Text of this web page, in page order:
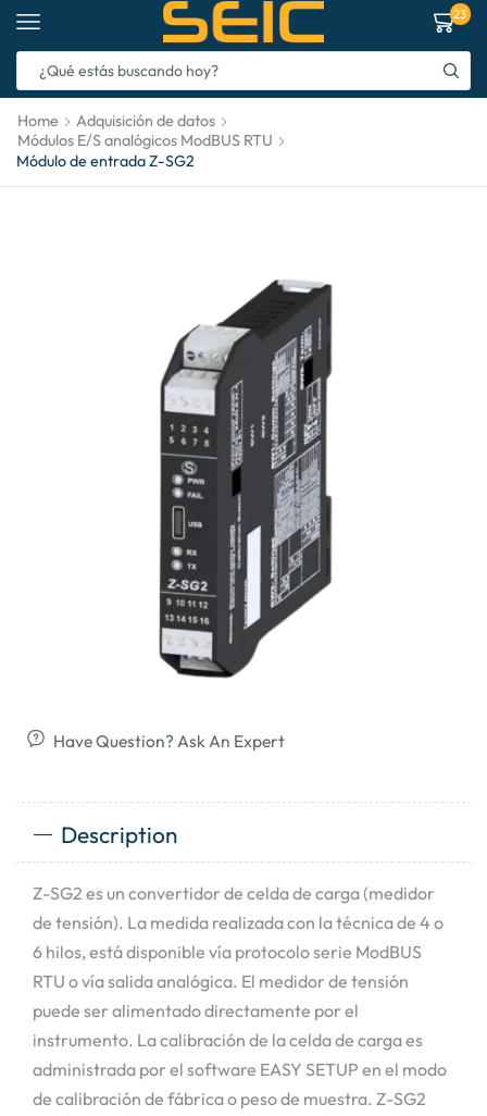
23
Home
Adquisición de datos
Módulos E/S analógicos ModBUS RTU
Módulo de entrada Z-SG2
Have Question? Ask An Expert
Description
Z-SG2 es un convertidor de celda de carga (medidor
de tensión). La medida realizada con la técnica de 4 o
6 hilos, está disponible vía protocolo serie ModBUS
RTU o vía salida analógica. El medidor de tensión
puede ser alimentado directamente por el
instrumento. La calibración de la celda de carga es
administrada por el software EASY SETUP en el modo
de calibración de fábrica o peso de muestra. Z-SG2